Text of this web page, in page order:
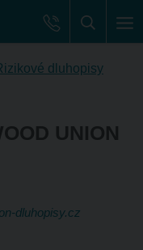
dluhopisy
UNION